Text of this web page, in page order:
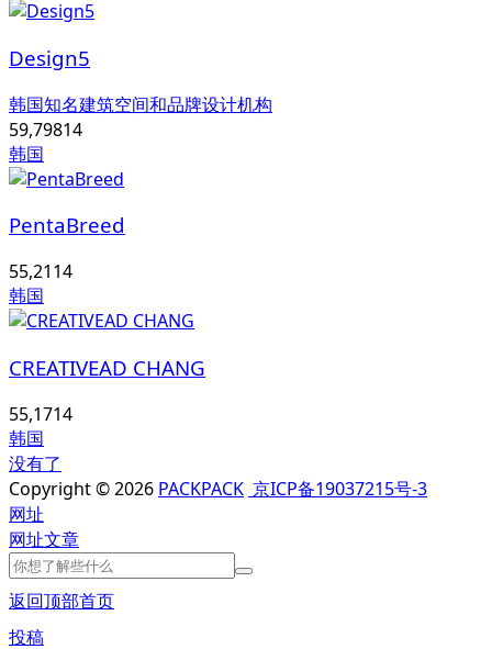
Design5
韩国知名建筑空间和品牌设计机构
59,79814
韩国
PentaBreed
55,2114
韩国
CREATIVEAD CHANG
55,1714
韩国
没有了
Copyright © 2026 PACKPACK 京ICP备19037215号-3
网址
网址文章
返回顶部首页
投稿